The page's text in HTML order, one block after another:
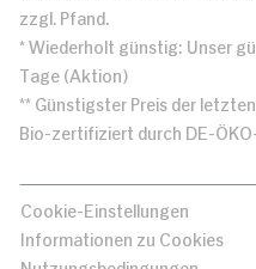
zzgl. Pfand.
* Wiederholt günstig: Unser
Tage (Aktion)
** Günstigster Preis der
Bio-zertifiziert durch DE-
Cookie-Einstellungen
Informationen zu Cookies